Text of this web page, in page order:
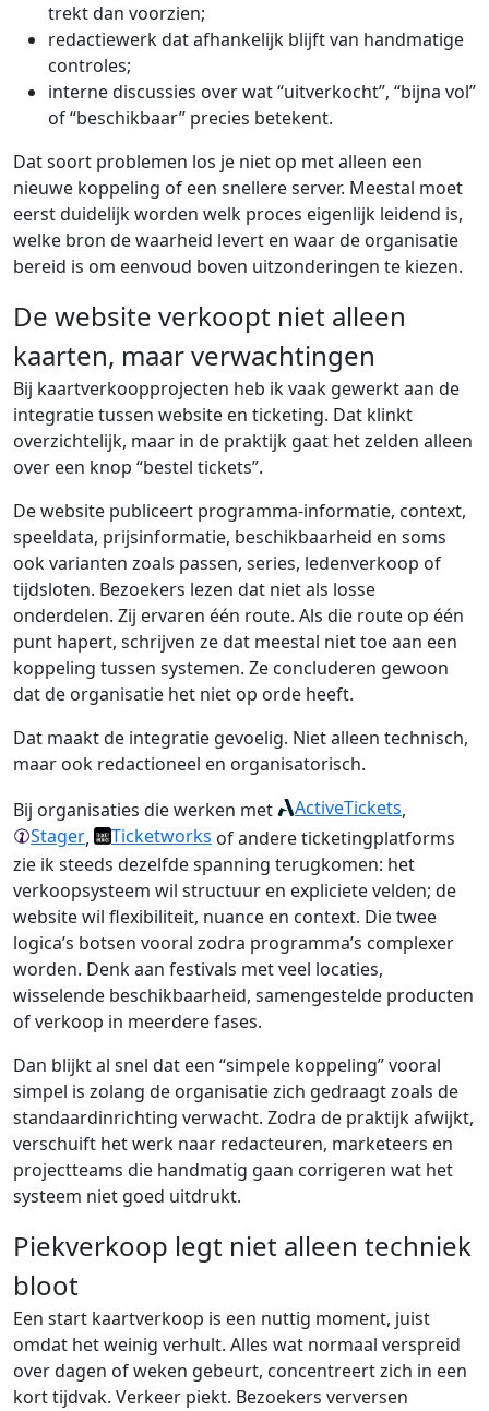
trekt dan voorzien;
redactiewerk dat afhankelijk blijft van handmatige
controles;
interne discussies over wat “uitverkocht”, “bijna vol”
of “beschikbaar” precies betekent.
Dat soort problemen los je niet op met alleen een
nieuwe koppeling of een snellere server. Meestal moet
eerst duidelijk worden welk proces eigenlijk leidend is,
welke bron de waarheid levert en waar de organisatie
bereid is om eenvoud boven uitzonderingen te kiezen.
De website verkoopt niet alleen
kaarten, maar verwachtingen
Bij kaartverkoopprojecten heb ik vaak gewerkt aan de
integratie tussen website en ticketing. Dat klinkt
overzichtelijk, maar in de praktijk gaat het zelden alleen
over een knop “bestel tickets”.
De website publiceert programma-informatie, context,
speeldata, prijsinformatie, beschikbaarheid en soms
ook varianten zoals passen, series, ledenverkoop of
tijdsloten. Bezoekers lezen dat niet als losse
onderdelen. Zij ervaren één route. Als die route op één
punt hapert, schrijven ze dat meestal niet toe aan een
koppeling tussen systemen. Ze concluderen gewoon
dat de organisatie het niet op orde heeft.
Dat maakt de integratie gevoelig. Niet alleen technisch,
maar ook redactioneel en organisatorisch.
Bij organisaties die werken met
ActiveTickets,
Stager, Ticketworks of andere ticketingplatforms
zie ik steeds dezelfde spanning terugkomen: het
verkoopsysteem wil structuur en expliciete velden; de
website wil flexibiliteit, nuance en context. Die twee
logica’s botsen vooral zodra programma’s complexer
worden. Denk aan festivals met veel locaties,
wisselende beschikbaarheid, samengestelde producten
of verkoop in meerdere fases.
Dan blijkt al snel dat een “simpele koppeling” vooral
simpel is zolang de organisatie zich gedraagt zoals de
standaardinrichting verwacht. Zodra de praktijk afwijkt,
verschuift het werk naar redacteuren, marketeers en
projectteams die handmatig gaan corrigeren wat het
systeem niet goed uitdrukt.
Piekverkoop legt niet alleen techniek
bloot
Een start kaartverkoop is een nuttig moment, juist
omdat het weinig verhult. Alles wat normaal verspreid
over dagen of weken gebeurt, concentreert zich in een
kort tijdvak. Verkeer piekt. Bezoekers verversen